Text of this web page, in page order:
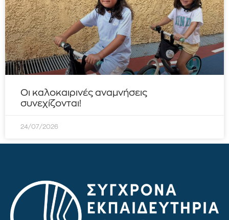
Οι καλοκαιρινές αναμνήσεις
συνεχίζονται!
24/07/2026